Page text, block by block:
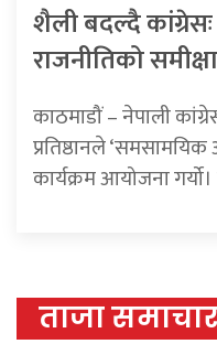
शैली बदल्दै
राजनीतिको
काठमाडौं – नेपाली
प्रतिष्ठानले ‘समसामयिक
कार्यक्रम आयोजना
ताजा